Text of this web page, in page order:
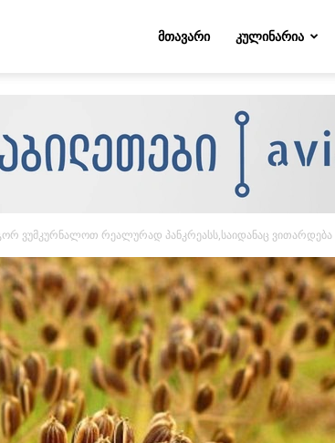
ᲛᲗᲐᲕᲐᲠᲘ ᲙᲣᲚᲘᲜᲐᲠᲘᲐ
ვუმკურნალოთ რეალურად პანკრეასს,საიდანაც ვითარდება